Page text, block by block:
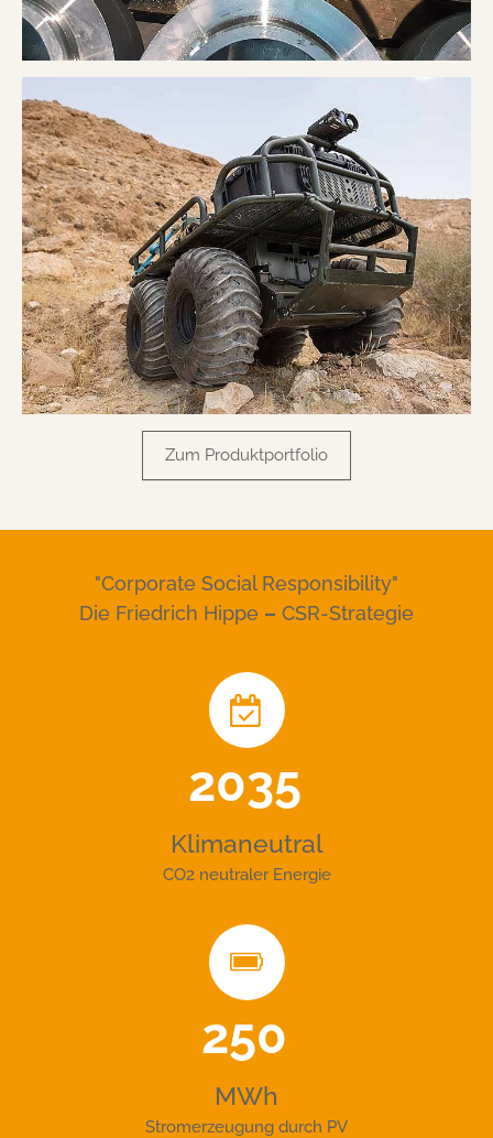
Zum Produktportfolio
"Corporate Social Responsibility"
Die Friedrich Hippe – CSR-Strategie
2035
Klimaneutral
CO2 neutraler Energie
250
MWh
Stromerzeugung durch PV